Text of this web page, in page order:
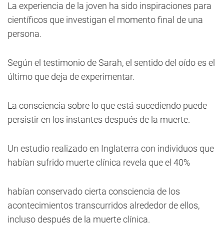
La experiencia de la joven ha sido inspiraciones para
científicos que investigan el momento final de una
persona.
Según el testimonio de Sarah, el sentido del oído es el
último que deja de experimentar.
La consciencia sobre lo que está sucediendo puede
persistir en los instantes después de la muerte.
Un estudio realizado en Inglaterra con individuos que
habían sufrido muerte clínica revela que el 40%
habían conservado cierta consciencia de los
acontecimientos transcurridos alrededor de ellos,
incluso después de la muerte clínica.